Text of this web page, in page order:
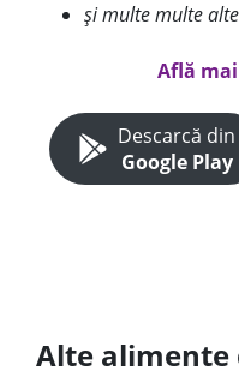
și multe multe
Află
Descarcă din
Google Play
Alte alimente